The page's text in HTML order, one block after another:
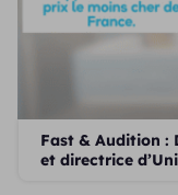
Fast & Audition :
et directrice